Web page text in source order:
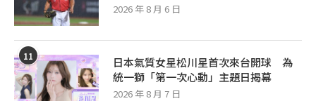
2026 年 8 月 6 日
11
日本氣質女星松川星首次來台開球 為
統一獅「第一次心動」主題日揭幕
2026 年 8 月 7 日